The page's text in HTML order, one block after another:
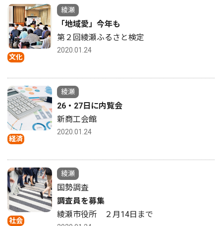
文化
綾瀬
「地域愛」今年も
第２回綾瀬ふるさと検定
2020.01.24
経済
綾瀬
26・27日に内覧会
新商工会館
2020.01.24
社会
綾瀬
国勢調査
調査員を募集
綾瀬市役所 ２月14日まで